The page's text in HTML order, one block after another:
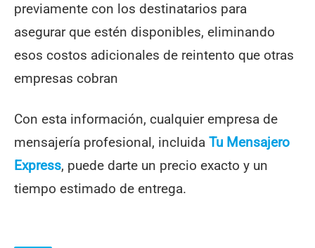
previamente con los destinatarios para
asegurar que estén disponibles, eliminando
esos costos adicionales de reintento que otras
empresas cobran
Con esta información, cualquier empresa de
mensajería profesional, incluida Tu Mensajero
Express, puede darte un precio exacto y un
tiempo estimado de entrega.